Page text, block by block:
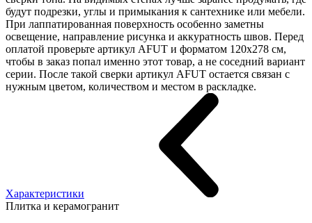
будут подрезки, углы и примыкания к сантехнике или мебели.
При лаппатированная поверхность особенно заметны
освещение, направление рисунка и аккуратность швов. Перед
оплатой проверьте артикул AFUT и форматом 120x278 см,
чтобы в заказ попал именно этот товар, а не соседний вариант
серии. После такой сверки артикул AFUT остается связан с
нужным цветом, количеством и местом в раскладке.
Характеристики
Плитка и керамогранит